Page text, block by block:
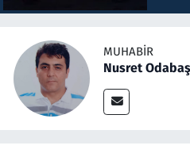
MUHABIR
Nusret Odabaş